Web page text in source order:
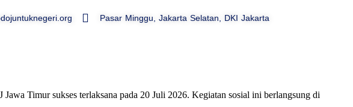
Pasar Minggu, Jakarta Selatan, DKI Jakarta
Jatim Salurkan Mushaf ke Masjid Baitul
Timur sukses terlaksana pada 20 Juli 2026. Kegiatan sosial ini berlangsung di